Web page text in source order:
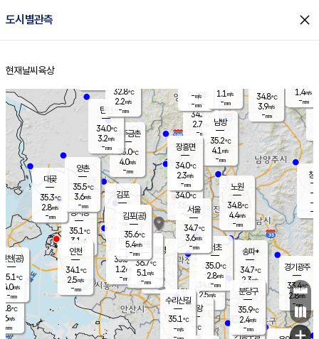
도시별관측 close
홈
현재날씨 육상
의도
℃
m/s
mm
양주
34.3℃
2.7
-mm
과천
34.6℃
2.5m/s
- mm
경기광주
33.4℃
2.8m/s
-mm
경서동
35.1℃
3.1 m/s
-mm
파주금촌
35.0℃
4.0m/s
-mm
34.8℃
3.9m/s
-mm
대곶
35.3℃
2.8m/s
-mm
창
-
-m/
-
탄현
34.0℃
3.2m/s
-mm
1.4m/s
-mm
의왕
- ℃
m/s
김포
- ℃
-m/s
mm
광명
- ℃
-m/s
-mm
부천
35.3℃
1.2m/s
-mm
양촌
35.5℃
3.6m/s
-mm
구로
36.7℃
5.1 m/s
-mm
은평
34.0℃
3.5 m/s
- mm
노원
34.8℃
4.4m/s
-mm
송파*
34.7℃
2.3m/s
-mm
서초
35.0℃
2.8m/s
-mm
남방
35.2℃
4.1 m/s
-mm
기흥구갈
수리산길
35.1℃
-m/s
분당구
35.9℃
2.4m/s
-mm
장흥면
34.0℃
2.3m/s
-mm
-m/s
-mm
인천(공)
35.1℃
4.0m/s
-mm
김포(공)
35.6℃
5.4m/s
-mm
인천
34.1℃
2.5m/s
-mm
서울
34.7℃
3.6m/s
-mm
32.8℃
2.2m/s
-mm
1.1 m/s
-mm